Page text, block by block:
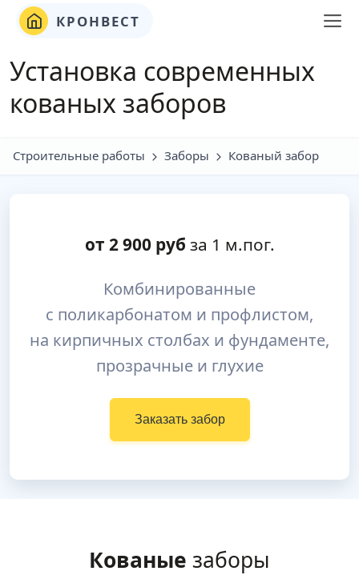
КРОНВЕСТ
Установка современных
кованых заборов
Строительные работы Заборы Кованый забор
от 2 900руб за 1 м.пог.
Комбинированные
с поликарбонатом и профлистом,
на кирпичных столбах и фундаменте,
прозрачные и глухие
Заказать забор
Кованые заборы